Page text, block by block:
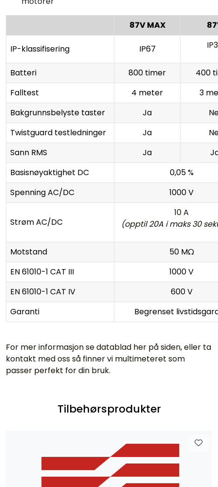
87V MAX
IP-klassifisering IP67
Batteri 800 timer
400
Falltest
4 meter
3
Bakgrunnsbelyste taster
Ja
Twistguard testledninger
Ja
Sann RMS
Ja
Basisnøyaktighet DC
0,05 %
Spenning AC/DC
1000 V
Strøm AC/DC
10 A
(opptil 20A i maks 30
Motstand
50 MΩ
EN 61010-1 CAT III
1000 V
EN 61010-1 CAT IV
600 V
Garanti
Begrenset
For mer informasjon se datablad her på siden, eller ta
kontakt med oss så finner vi multimeteret som
passer perfekt for din bruk.
Tilbehørsprodukter